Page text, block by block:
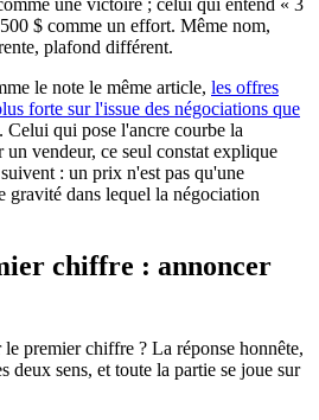
une victoire ; celui qui entend « 3
$ comme un effort. Même nom,
plafond différent.
le note le même article, les offres
forte sur l'issue des négociations que
. Celui qui pose l'ancre courbe la
vendeur, ce seul constat explique
: un prix n'est pas qu'une
gravité dans lequel la négociation
chiffre : annoncer
premier chiffre ? La réponse honnête,
deux sens, et toute la partie se joue sur